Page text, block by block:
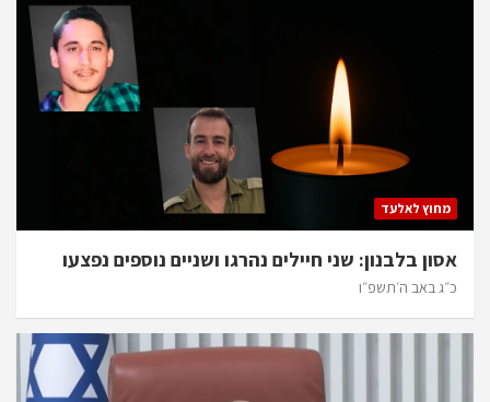
מחוץ לאלעד
אסון בלבנון: שני חיילים נהרגו ושניים נוספים נפצעו
כ״ג באב ה׳תשפ״ו